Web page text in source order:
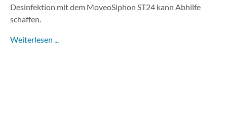
Desinfektion mit dem MoveoSiphon ST24 kann Abhilfe
schaffen.
Weiterlesen ...